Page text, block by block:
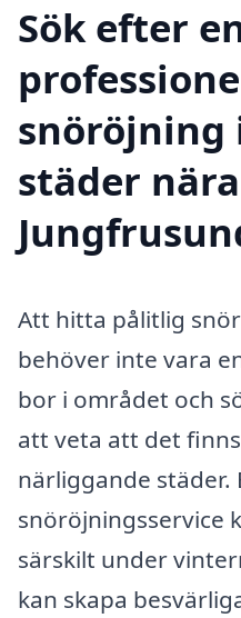
Sök efter
snöröjning
städer nära
Att hitta pålitlig
behöver inte vara
bor i området och
att veta att det
närliggande städer.
snöröjningsservice
särskilt under
kan skapa